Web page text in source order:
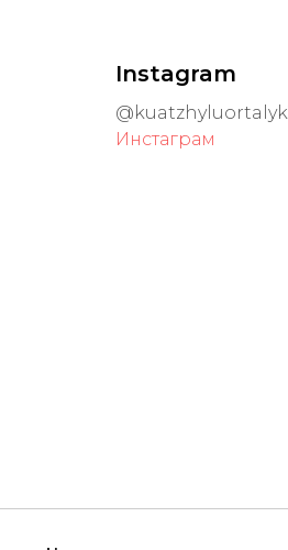
Instagram
Инстаграм